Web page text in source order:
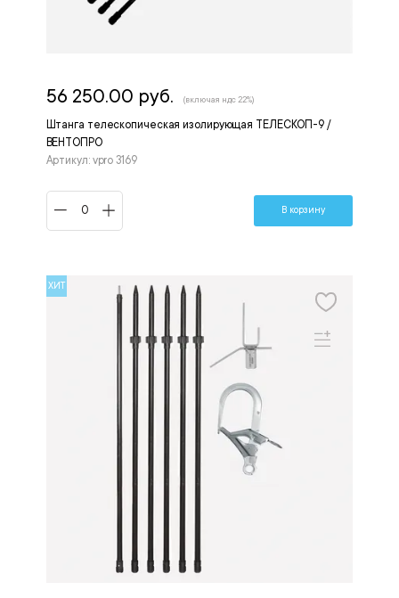
Штанга телескопическая изолирующая ТЕЛЕСКОП-9 /
ВЕНТОПРО
Артикул: vpro 3169
56 250.00 руб. (включая ндс 22%)
В корзину
ХИТ